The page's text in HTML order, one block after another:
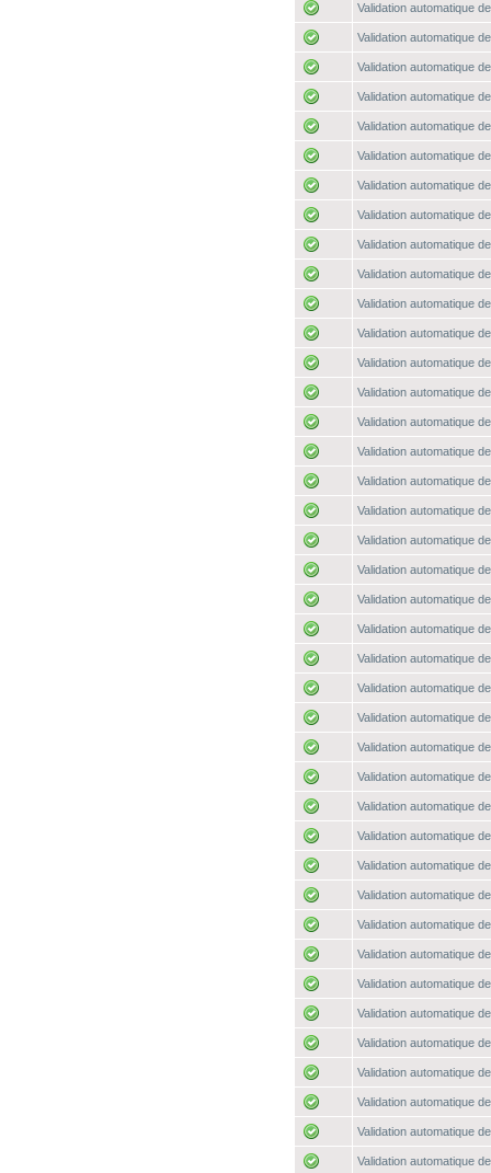
Validation automatique
Validation automatique
Validation automatique
Validation automatique
Validation automatique
Validation automatique
Validation automatique
Validation automatique
Validation automatique
Validation automatique
Validation automatique
Validation automatique
Validation automatique
Validation automatique
Validation automatique
Validation automatique
Validation automatique
Validation automatique
Validation automatique
Validation automatique
Validation automatique
Validation automatique
Validation automatique
Validation automatique
Validation automatique
Validation automatique
Validation automatique
Validation automatique
Validation automatique
Validation automatique
Validation automatique
Validation automatique
Validation automatique
Validation automatique
Validation automatique
Validation automatique
Validation automatique
Validation automatique
Validation automatique
Validation automatique